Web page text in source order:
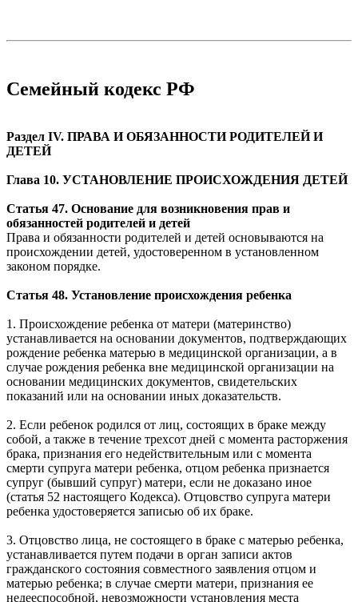
Семейный кодекс РФ
Раздел IV. ПРАВА И ОБЯЗАННОСТИ РОДИТЕЛЕЙ И
ДЕТЕЙ
Глава 10. УСТАНОВЛЕНИЕ ПРОИСХОЖДЕНИЯ ДЕТЕЙ
Статья 47. Основание для возникновения прав и
обязанностей родителей и детей
Права и обязанности родителей и детей основываются на
происхождении детей, удостоверенном в установленном
законом порядке.
Статья 48. Установление происхождения ребенка
1. Происхождение ребенка от матери (материнство)
устанавливается на основании документов, подтверждающих
рождение ребенка матерью в медицинской организации, а в
случае рождения ребенка вне медицинской организации на
основании медицинских документов, свидетельских
показаний или на основании иных доказательств.
2. Если ребенок родился от лиц, состоящих в браке между
собой, а также в течение трехсот дней с момента расторжения
брака, признания его недействительным или с момента
смерти супруга матери ребенка, отцом ребенка признается
супруг (бывший супруг) матери, если не доказано иное
(статья 52 настоящего Кодекса). Отцовство супруга матери
ребенка удостоверяется записью об их браке.
3. Отцовство лица, не состоящего в браке с матерью ребенка,
устанавливается путем подачи в орган записи актов
гражданского состояния совместного заявления отцом и
матерью ребенка; в случае смерти матери, признания ее
недееспособной, невозможности установления места